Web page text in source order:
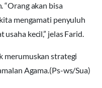
“Orang akan bisa
mengamati penyuluh
kecil,” jelas Farid.
merumuskan strategi
Agama.(Ps-ws/Sua)